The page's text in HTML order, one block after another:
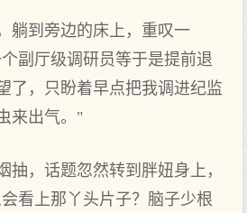
躺到旁边的床上，重叹一
副厅级调研员等于是提前退
了，只盼着早点把我调进纪监
来出气。"
抽，话题忽然转到胖妞身上，
看上那丫头片子？脑子少根